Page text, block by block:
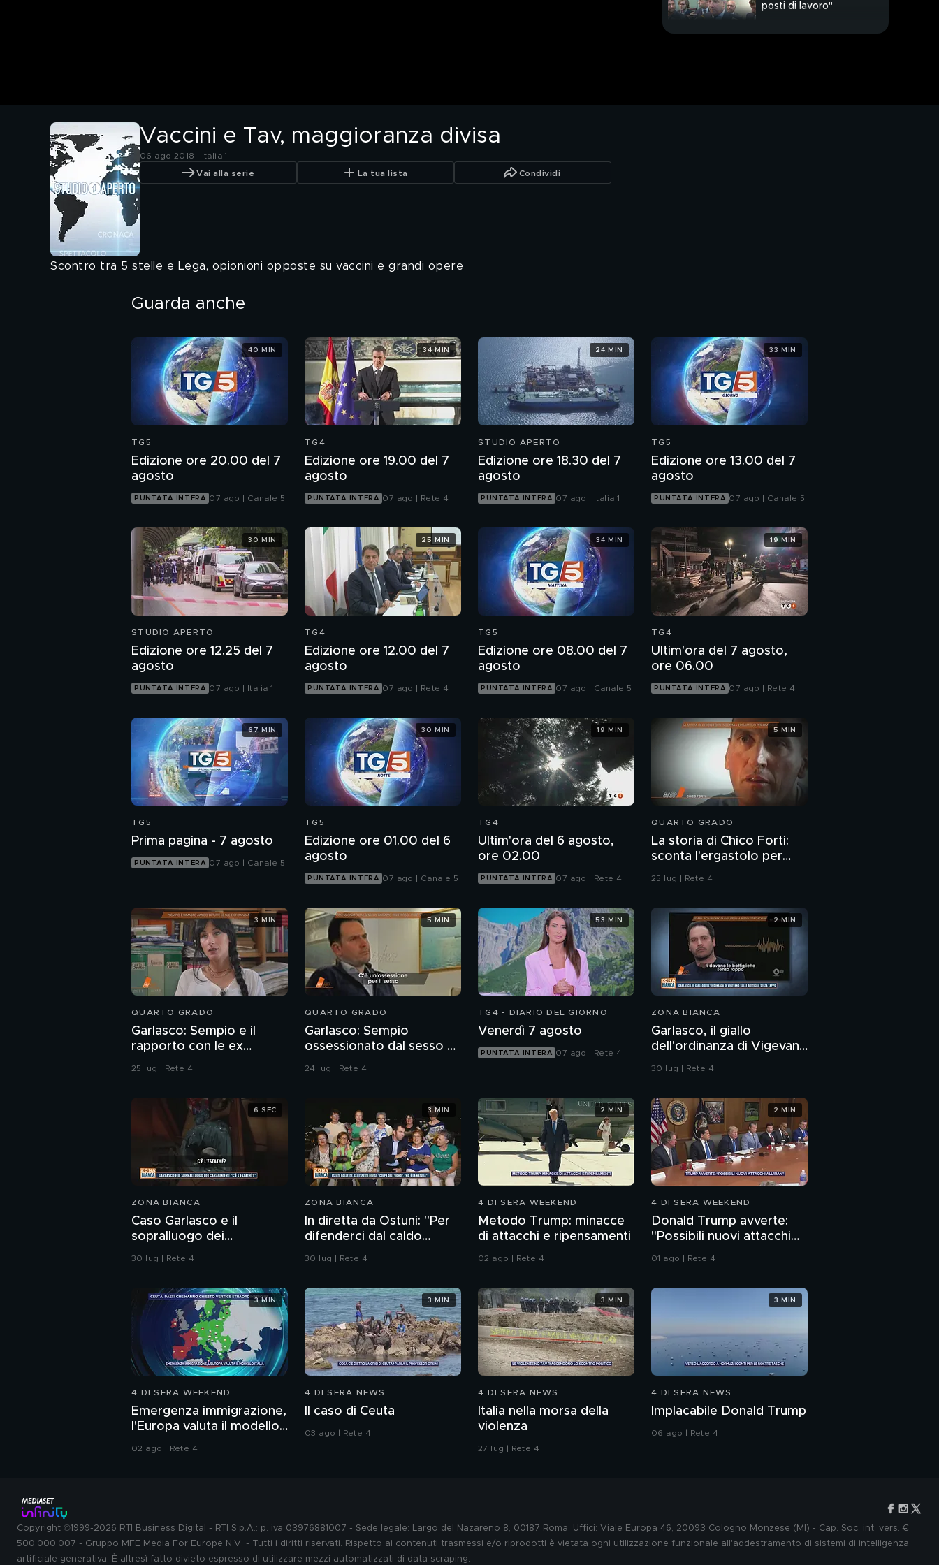
posti di lavoro"
Vaccini e Tav, maggioranza divisa
06 ago 2018 | Italia 1
Vai alla serie La tua lista Condividi
Scontro tra 5 stelle e Lega, opionioni opposte su vaccini e grandi opere
Guarda anche
TG5
Edizione ore 20.00 del 7
agosto
PUNTATA INTERA 07 ago | Canale 5
40 MIN
TG4
Edizione ore 19.00 del 7
agosto
PUNTATA INTERA 07 ago | Rete 4
34 MIN
STUDIO APERTO
Edizione ore 18.30 del 7
agosto
PUNTATA INTERA 07 ago | Italia 1
24 MIN
TG5
Edizione ore 13.00 del 7
agosto
PUNTATA INTERA 07 ago | Canale 5
33 MIN
STUDIO APERTO
Edizione ore 12.25 del 7
agosto
PUNTATA INTERA 07 ago | Italia 1
30 MIN
TG4
Edizione ore 12.00 del 7
agosto
PUNTATA INTERA 07 ago | Rete 4
25 MIN
TG5
Edizione ore 08.00 del 7
agosto
PUNTATA INTERA 07 ago | Canale 5
34 MIN
TG4
Ultim'ora del 7 agosto,
ore 06.00
PUNTATA INTERA 07 ago | Rete 4
19 MIN
TG5
Prima pagina - 7 agosto
PUNTATA INTERA 07 ago | Canale 5
67 MIN
TG5
Edizione ore 01.00 del 6
agosto
PUNTATA INTERA 07 ago | Canale 5
30 MIN
TG4
Ultim'ora del 6 agosto,
ore 02.00
PUNTATA INTERA 07 ago | Rete 4
19 MIN
QUARTO GRADO
La storia di Chico Forti:
sconta l'ergastolo per
omicidio
25 lug | Rete 4
5 MIN
QUARTO GRADO
Garlasco: Sempio e il
rapporto con le ex
fidanzate
25 lug | Rete 4
3 MIN
QUARTO GRADO
Garlasco: Sempio
ossessionato dal sesso o
ragazzo rispettoso?
24 lug | Rete 4
5 MIN
TG4 - DIARIO DEL GIORNO
Venerdì 7 agosto
PUNTATA INTERA 07 ago | Rete 4
53 MIN
ZONA BIANCA
Garlasco, il giallo
dell'ordinanza di Vigevano
sulle bottiglie senza
30 lug | Rete 4
2 MIN
ZONA BIANCA
Caso Garlasco e il
sopralluogo dei
Carabinieri
30 lug | Rete 4
6 SEC
ZONA BIANCA
In diretta da Ostuni: "Per
difenderci dal caldo
abbiamo solo i ventagli"
30 lug | Rete 4
3 MIN
4 DI SERA WEEKEND
Metodo Trump: minacce
di attacchi e ripensamenti
02 ago | Rete 4
2 MIN
4 DI SERA WEEKEND
Donald Trump avverte:
"Possibili nuovi attacchi
all'Iran"
01 ago | Rete 4
2 MIN
4 DI SERA WEEKEND
Emergenza immigrazione,
l'Europa valuta il modello
02 ago | Rete 4
3 MIN
4 DI SERA NEWS
Il caso di Ceuta
03 ago | Rete 4
3 MIN
4 DI SERA NEWS
Italia nella morsa della
violenza
27 lug | Rete 4
3 MIN
4 DI SERA NEWS
Implacabile Donald Trump
06 ago | Rete 4
3 MIN
Copyright ©1999-2026 RTI Business Digital - RTI S.p.A.: p. iva 03976881007 - Sede legale: Largo del Nazareno 8, 00187 Roma. Uffici: Viale Europa 46, 20093 Cologno Monzese (MI) - Cap. Soc. int. vers. €
500.000.007 - Gruppo MFE Media For Europe N.V. - Tutti i diritti riservati. Rispetto ai contenuti trasmessi e/o riprodotti è vietata ogni utilizzazione funzionale all'addestramento di sistemi di intelligenza
artificiale generativa. È altresì fatto divieto espresso di utilizzare mezzi automatizzati di data scraping.